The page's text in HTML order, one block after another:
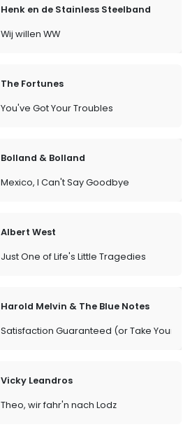
Henk en de Stainless Steelband
Wij willen WW
The Fortunes
You've Got Your Troubles
Bolland & Bolland
Mexico, I Can't Say Goodbye
Albert West
Just One of Life's Little Tragedies
Harold Melvin & The Blue Notes
Satisfaction Guaranteed (or Take Your
Vicky Leandros
Theo, wir fahr'n nach Lodz